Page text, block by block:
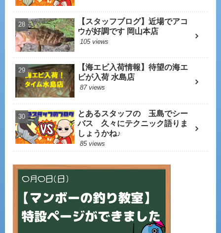
【スタッフブログ】近場でアコ
ウが好調です 岡山本店
105 views
【海エビ入荷情報】待望の海エ
ビが入荷 水島店
87 views
とあるスタッフの 玉島でシー
バス 久々にテクニック語りま
しょうかね♪
85 views